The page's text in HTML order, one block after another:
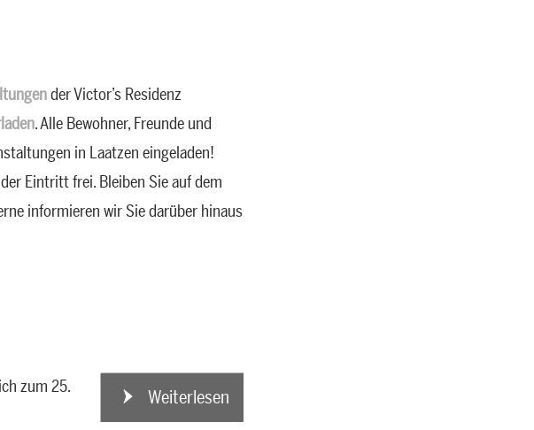
der Victor’s Residenz
. Alle Bewohner, Freunde und
in Laatzen eingeladen!
Eintritt frei. Bleiben Sie auf dem
informieren wir Sie darüber hinaus
zum 25.
Weiterlesen
Weiterlesen